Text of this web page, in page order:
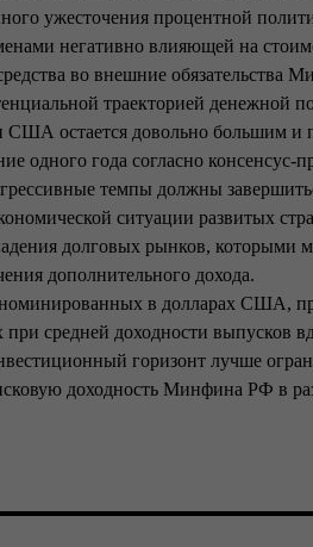
ужесточения процентной
негативно влияющей на
во внешние обязательства
траекторией
остается довольно большим и
одного года согласно консенсус-
темпы должны
ситуации развитых
долговых рынков, которыми
дополнительного дохода.
в долларах США,
средней доходности выпусков
горизонт лучше
доходность Минфина РФ в